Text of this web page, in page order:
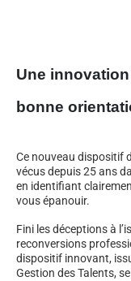
Une
bonne
Ce nouveau dispositif
vécus depuis 25 ans
en identifiant
vous épanouir.
Fini les déceptions à
reconversions
dispositif innovant,
Gestion des Talents,